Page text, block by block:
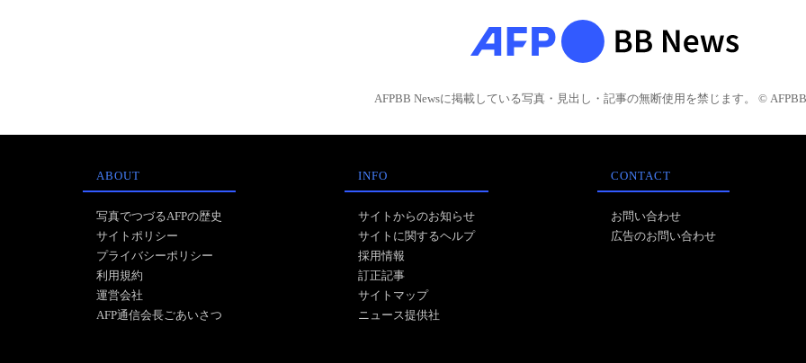
AFPBB Newsに掲載している写真・見出し・記事の無断使用を禁じます。 © AFPBB
ABOUT
写真でつづるAFPの歴史
サイトポリシー
プライバシーポリシー
利用規約
運営会社
AFP通信会長ごあいさつ
INFO
サイトからのお知らせ
サイトに関するヘルプ
採用情報
訂正記事
サイトマップ
ニュース提供社
CONTACT
お問い合わせ
広告のお問い合わせ